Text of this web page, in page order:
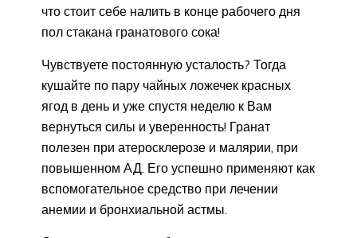
что стоит себе налить в конце рабочего дня
пол стакана гранатового сока!
Чувствуете постоянную усталость? Тогда
кушайте по пару чайных ложечек красных
ягод в день и уже спустя неделю к Вам
вернуться силы и уверенность! Гранат
полезен при атеросклерозе и малярии, при
повышенном АД. Его успешно применяют как
вспомогательное средство при лечении
анемии и бронхиальной астмы.